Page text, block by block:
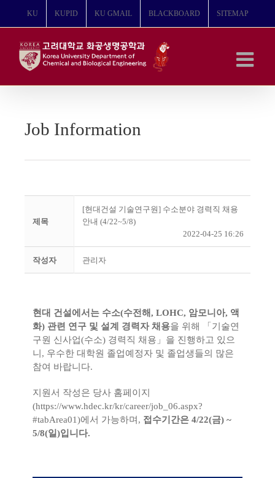
뛰
KU KUPID KU GMAIL BLACKBOARD SITEMAP
Job Information
제목
[현대건설 기술연구원] 수소분야 경력직 채용
안내 (4/22~5/8)
2022-04-25 16:26
작성자 관리자
현대 건설에서는 수소(수전해, LOHC, 암모니아, 액
화) 관련 연구 및 설계 경력자 채용을 위해 「기술연
구원 신사업(수소) 경력직 채용」을 진행하고 있으
니, 우수한 대학원 졸업예정자 및 졸업생들의 많은
참여 바랍니다.
지원서 작성은 당사 홈페이지
(https://www.hdec.kr/kr/career/job_06.aspx?
#tabArea01)에서 가능하며, 접수기간은 4/22(금) ~
5/8(일)입니다.